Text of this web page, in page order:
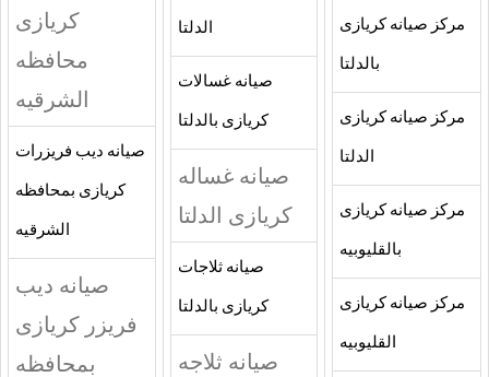
مركز صيانه كريازى
بالدلتا
مركز صيانه كريازى
الدلتا
مركز صيانه كريازى
بالقليوبيه
مركز صيانه كريازى
القليوبيه
الدلتا
صيانه غسالات
كريازى بالدلتا
صيانه غساله
كريازى الدلتا
صيانه ثلاجات
كريازى بالدلتا
صيانه ثلاجه
كريازى
محافظه
الشرقيه
صيانه ديب فريزرات
كريازى بمحافظه
الشرقيه
صيانه ديب
فريزر كريازى
بمحافظه